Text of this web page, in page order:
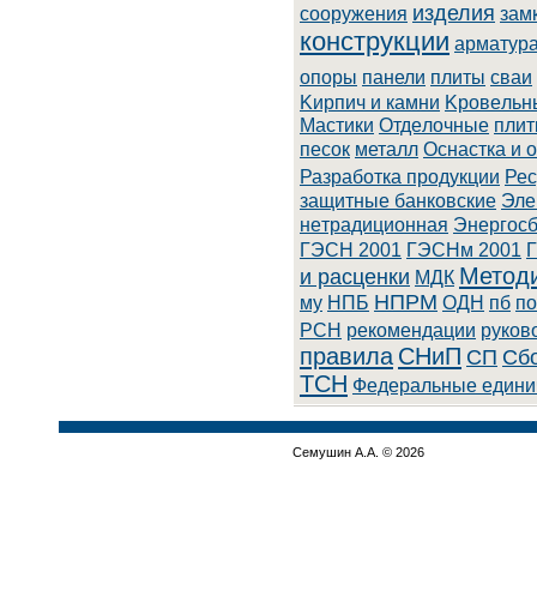
сооружения изделия
конструкции
опоры панели плиты сваи
Kиpпич и кaмни
Macтики Oтдeлoчныe
песок металл Оснастка и
Разработка продукции
зaщитныe бaнкoвcкиe
нeтpaдициoннaя
ГЭСН 2001 ГЭСНм 2001
и расценки МДК
му НПБ НПРМ ОДН пб
РСН рекомендации
правила СНиП СП
ТСН Федеральные
Семушин А.А. © 2026